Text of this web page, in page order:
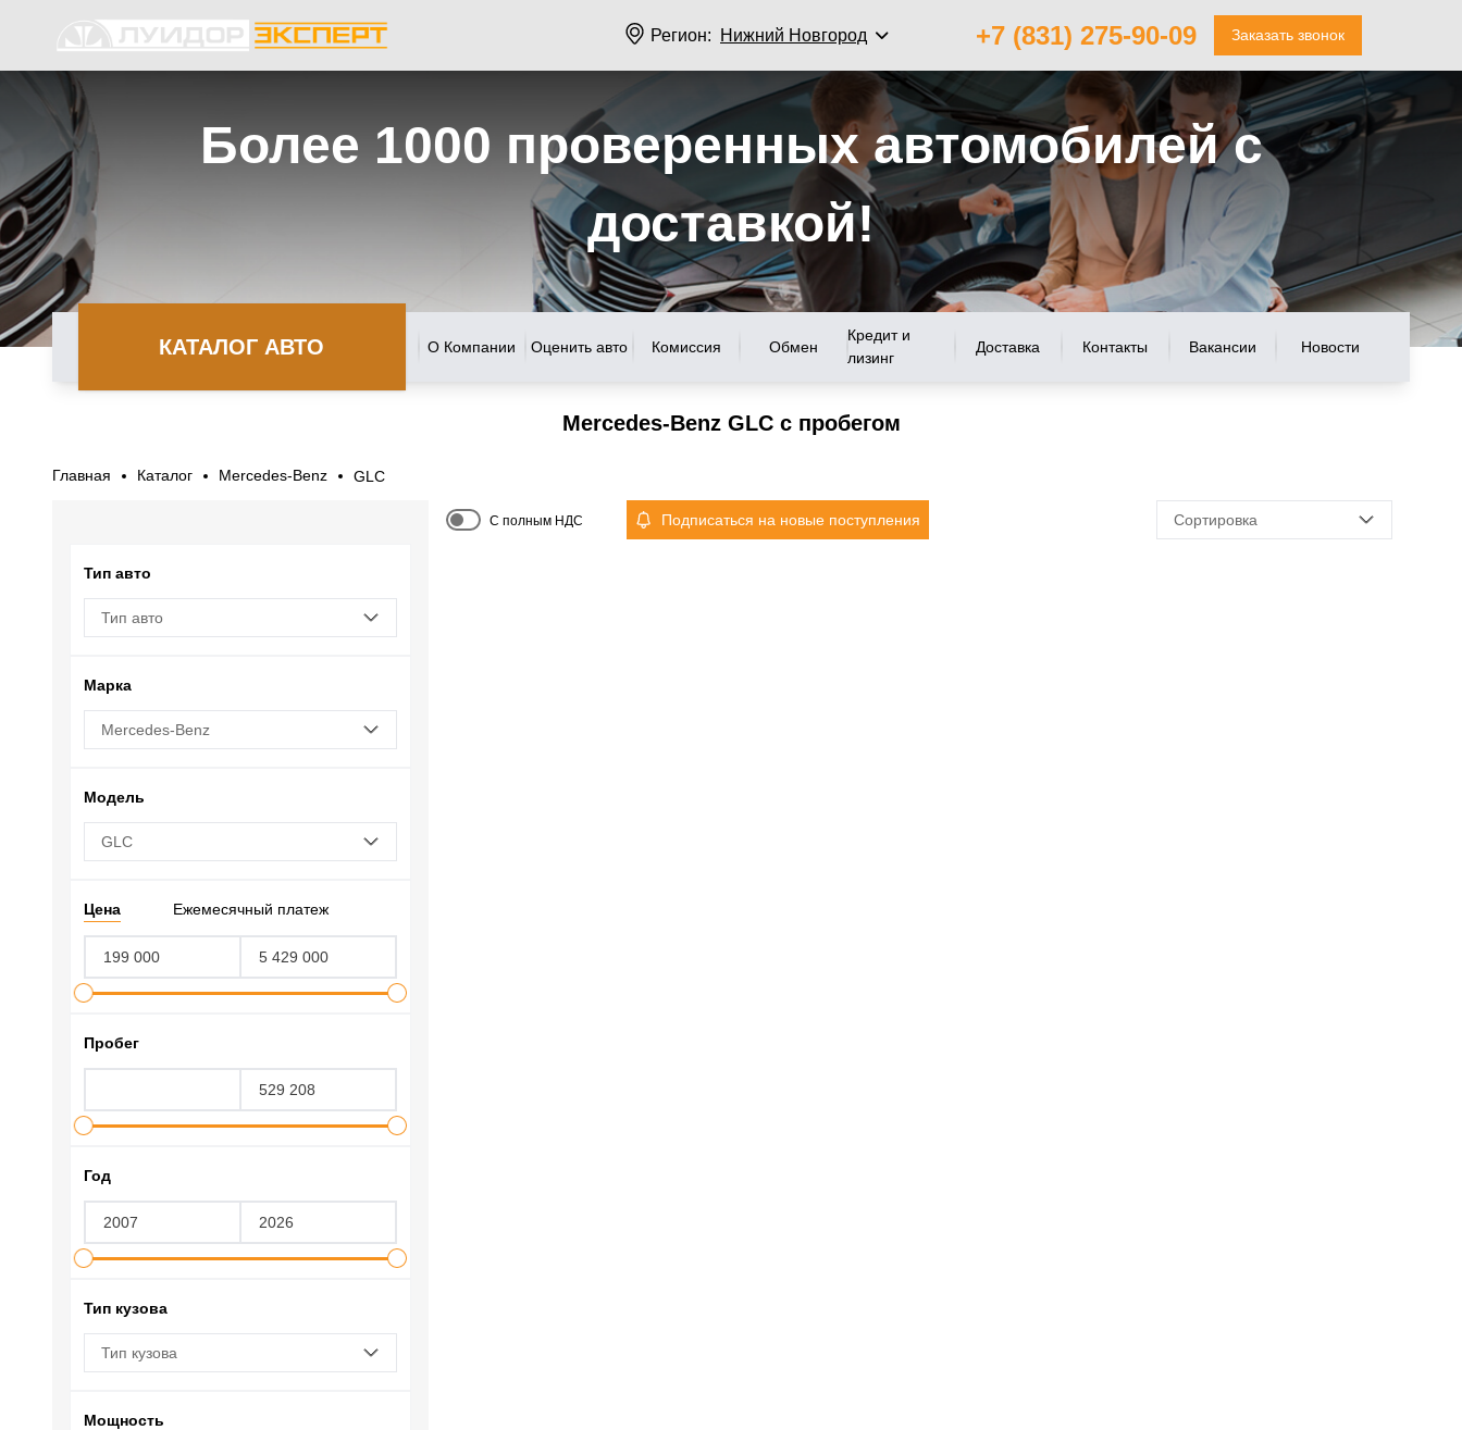
+7 (831) 275-90-09 Заказать звонок
Регион: Нижний Новгород
Более 1000 проверенных автомобилей с
доставкой!
КАТАЛОГ АВТО О Компании Оценить авто Комиссия Обмен
Кредит и
лизинг
Доставка Контакты Вакансии Новости
Mercedes-Benz GLC с пробегом
Главная Каталог Mercedes-Benz GLC
Тип авто
Тип авто
Марка
Mercedes-Benz
Модель
GLC
Цена Ежемесячный платеж
Пробег
Год
Тип кузова
Тип кузова
Мощность
С полным НДС Подписаться на новые поступления Сортировка